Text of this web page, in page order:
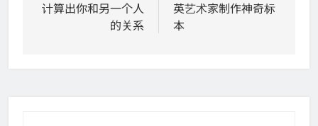
navigation
计算出你和另一个人
的关系
英艺术家制作神奇标
本